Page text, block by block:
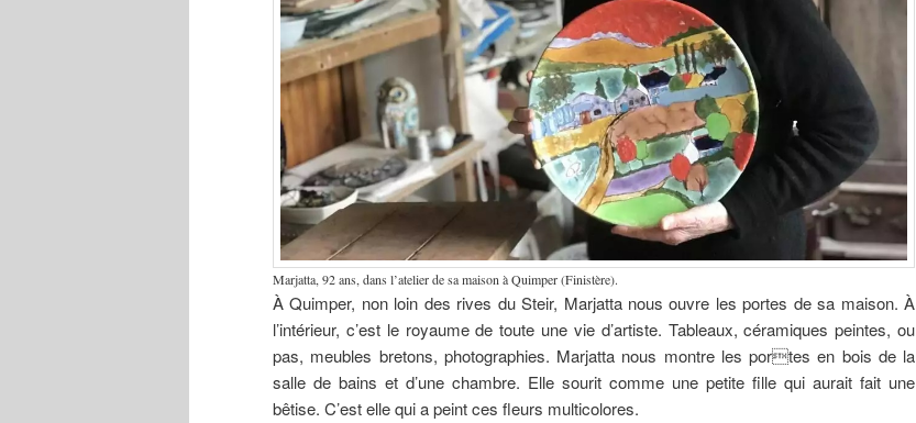
Marjatta, 92 ans, dans l’atelier de sa maison à Quimper (Finistère).
À Quimper, non loin des rives du Steir, Marjatta nous ouvre les portes de sa maison. À
l’intérieur, c’est le royaume de toute une vie d’artiste. Tableaux, céramiques peintes, ou
pas, meubles bretons, photographies. Marjatta nous montre les portes en bois de la
salle de bains et d’une chambre. Elle sourit comme une petite fille qui aurait fait une
bêtise. C’est elle qui a peint ces fleurs multicolores.